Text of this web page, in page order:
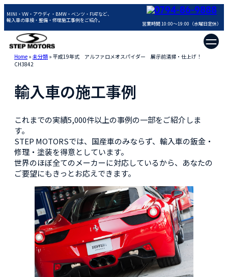
MINI・VW・アウディ・BMW・ベンツ・FIATなど、
輸入車の車検・整備・修理施工事例をご紹介。
0794-86-9888
営業時間 10:00～19:00（水曜日定休）
Home » 未分類 » 平成19年式 アルファロメオスパイダー 展示前清掃・仕上げ！
CH3842
輸入車の施工事例
これまでの実績5,000件以上の事例の一部をご紹介しま
す。
STEP MOTORSでは、国産車のみならず、輸入車の鈑金・
修理・塗装を得意としています。
世界のほぼ全てのメーカーに対応しているから、あなたの
ご要望にもきっとお応えできます。